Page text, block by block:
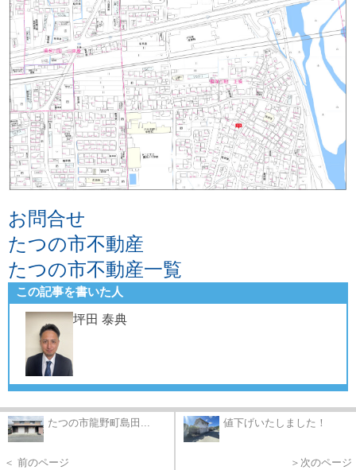
お問合せ
たつの市不動産
たつの市不動産一覧
この記事を書いた人
坪田 泰典
たつの市龍野町島田...
＜ 前のページ
値下げいたしました！
＞次のページ